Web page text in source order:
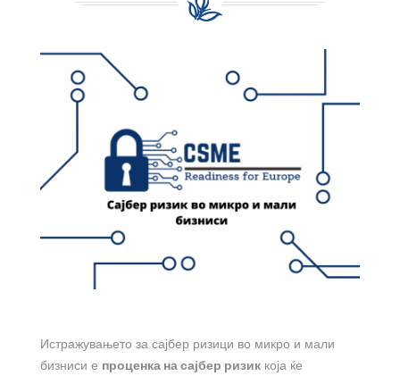
Истражувањето за сајбер ризици во микро и мали
бизниси е проценка на сајбер ризик која ќе